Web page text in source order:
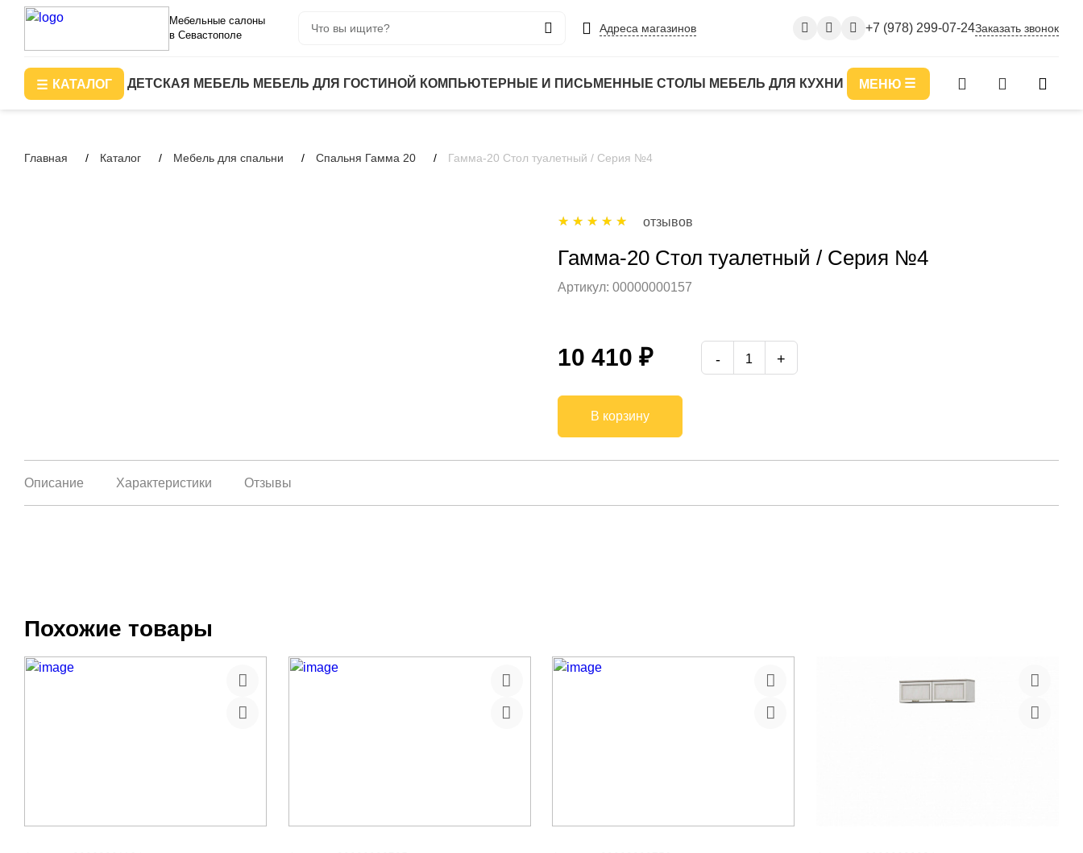
Мебельные салоны
в Севастополе
Адреса магазинов +7 (978) 299-07-24Заказать звонок
КАТАЛОГ ДЕТСКАЯ МЕБЕЛЬ МЕБЕЛЬ ДЛЯ ГОСТИНОЙ КОМПЬЮТЕРНЫЕ И ПИСЬМЕННЫЕ СТОЛЫ МЕБЕЛЬ ДЛЯ КУХНИ МЕНЮ
Главная Каталог Мебель для спальни Спальня Гамма 20 Гамма-20 Стол туалетный / Серия №4
отзывов
Гамма-20 Стол туалетный / Серия №4
Артикул: 00000000157
10 410 ₽
В корзину
Описание Характеристики Отзывы
Похожие товары